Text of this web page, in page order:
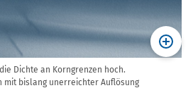
Dichte an Korngrenzen hoch.
mit bislang unerreichter Auflösung